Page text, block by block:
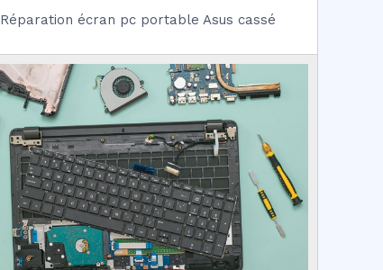
Réparation écran pc portable Asus cassé